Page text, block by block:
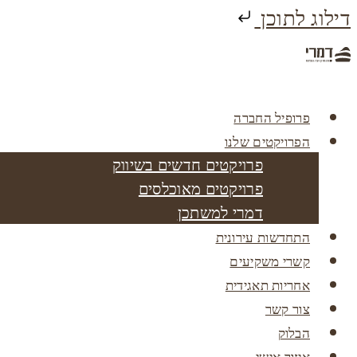
דילוג לתוכן
פרופיל החברה
הפרויקטים שלנו
פרויקטים חדשים בשיווק
פרויקטים מאוכלסים
דמרי למשתכן
התחדשות עירונית
קשרי משקיעים
אחריות תאגידית
צור קשר
הבלוק